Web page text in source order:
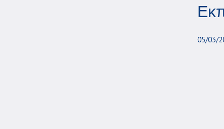
05/03/